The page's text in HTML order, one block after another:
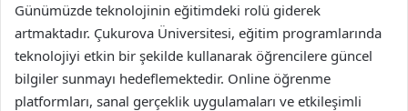
Günümüzde teknolojinin eğitimdeki rolü giderek
artmaktadır. Çukurova Üniversitesi, eğitim programlarında
teknolojiyi etkin bir şekilde kullanarak öğrencilere güncel
bilgiler sunmayı hedeflemektedir. Online öğrenme
platformları, sanal gerçeklik uygulamaları ve etkileşimli